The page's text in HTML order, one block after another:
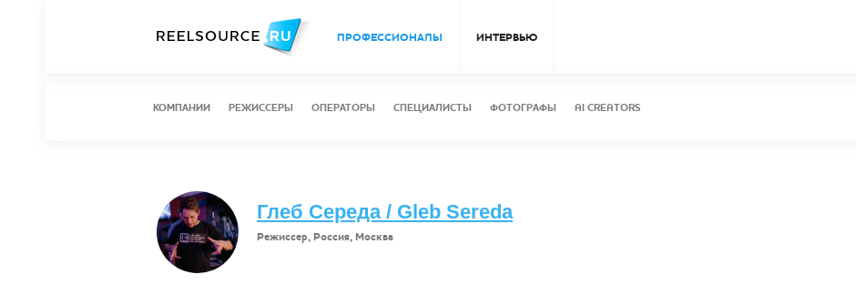
ПРОФЕССИОНАЛЫ ИНТЕРВЬЮ
КОМПАНИИ РЕЖИССЕРЫ ОПЕРАТОРЫ СПЕЦИАЛИСТЫ ФОТОГРАФЫ AI CREATORS
Глеб Середа / Gleb Sereda
Режиссер, Россия, Москва